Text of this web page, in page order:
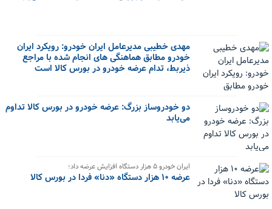
مهدی خطیبی مدیرعامل ایران خودرو: رویکرد ایران
خودرو مطابق هماهنگی های انجام شده با مراجع
ذیربط، تدام عرضه خودرو در بورس کالا است
دو خودروساز بزرگ: عرضه خودرو در بورس کالا تداوم
می‌یابد
ایران خودرو ۵ هزار دستگاه افزایش عرضه داد؛
عرضه ۱۰ هزار دستگاه «دنا» فردا در بورس کالا